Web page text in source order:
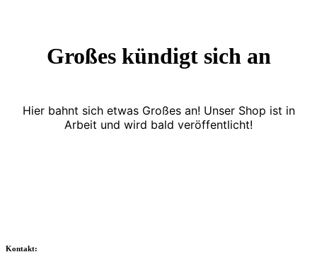
Großes kündigt sich an
Hier bahnt sich etwas Großes an! Unser Shop ist in
Arbeit und wird bald veröffentlicht!
Kontakt: